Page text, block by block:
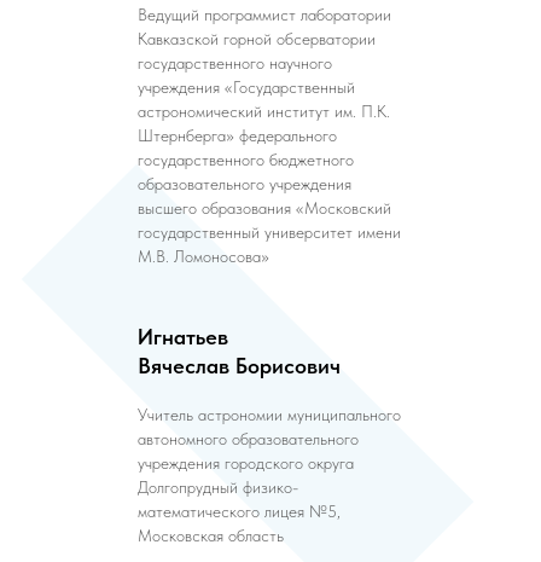
Ведущий программист лаборатории
Кавказской горной обсерватории
государственного научного
учреждения «Государственный
астрономический институт им. П.К.
Штернберга» федерального
государственного бюджетного
образовательного учреждения
высшего образования «Московский
государственный университет имени
М.В. Ломоносова»
Игнатьев
Вячеслав Борисович
Учитель астрономии муниципального
автономного образовательного
учреждения городского округа
Долгопрудный физико-
математического лицея №5,
Московская область